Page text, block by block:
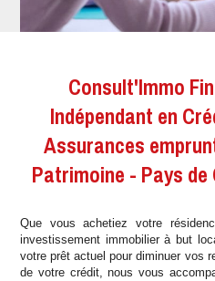
Consult'Immo
Indépendant en
Assurances
Patrimoine - Pays
Que vous achetiez votre
investissement immobilier à but
votre prêt actuel pour diminuer vos
de votre crédit, nous vous